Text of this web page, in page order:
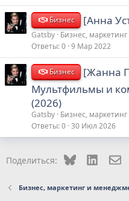
Бизнес [Анна
Gatsby Бизнес,
Ответы 0 9 Мар 2022
Бизнес
[Жанна
Мультфильмы и
(2026)
Gatsby Бизнес,
Ответы 0 30 Июл 2026
Поделиться: Bluesky
Бизнес, маркетинг и